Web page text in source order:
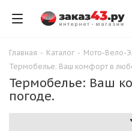
Главная - Каталог - Мото-Вело-
Термобелье: Ваш комфорт в
Термобелье: Ваш
погоде.